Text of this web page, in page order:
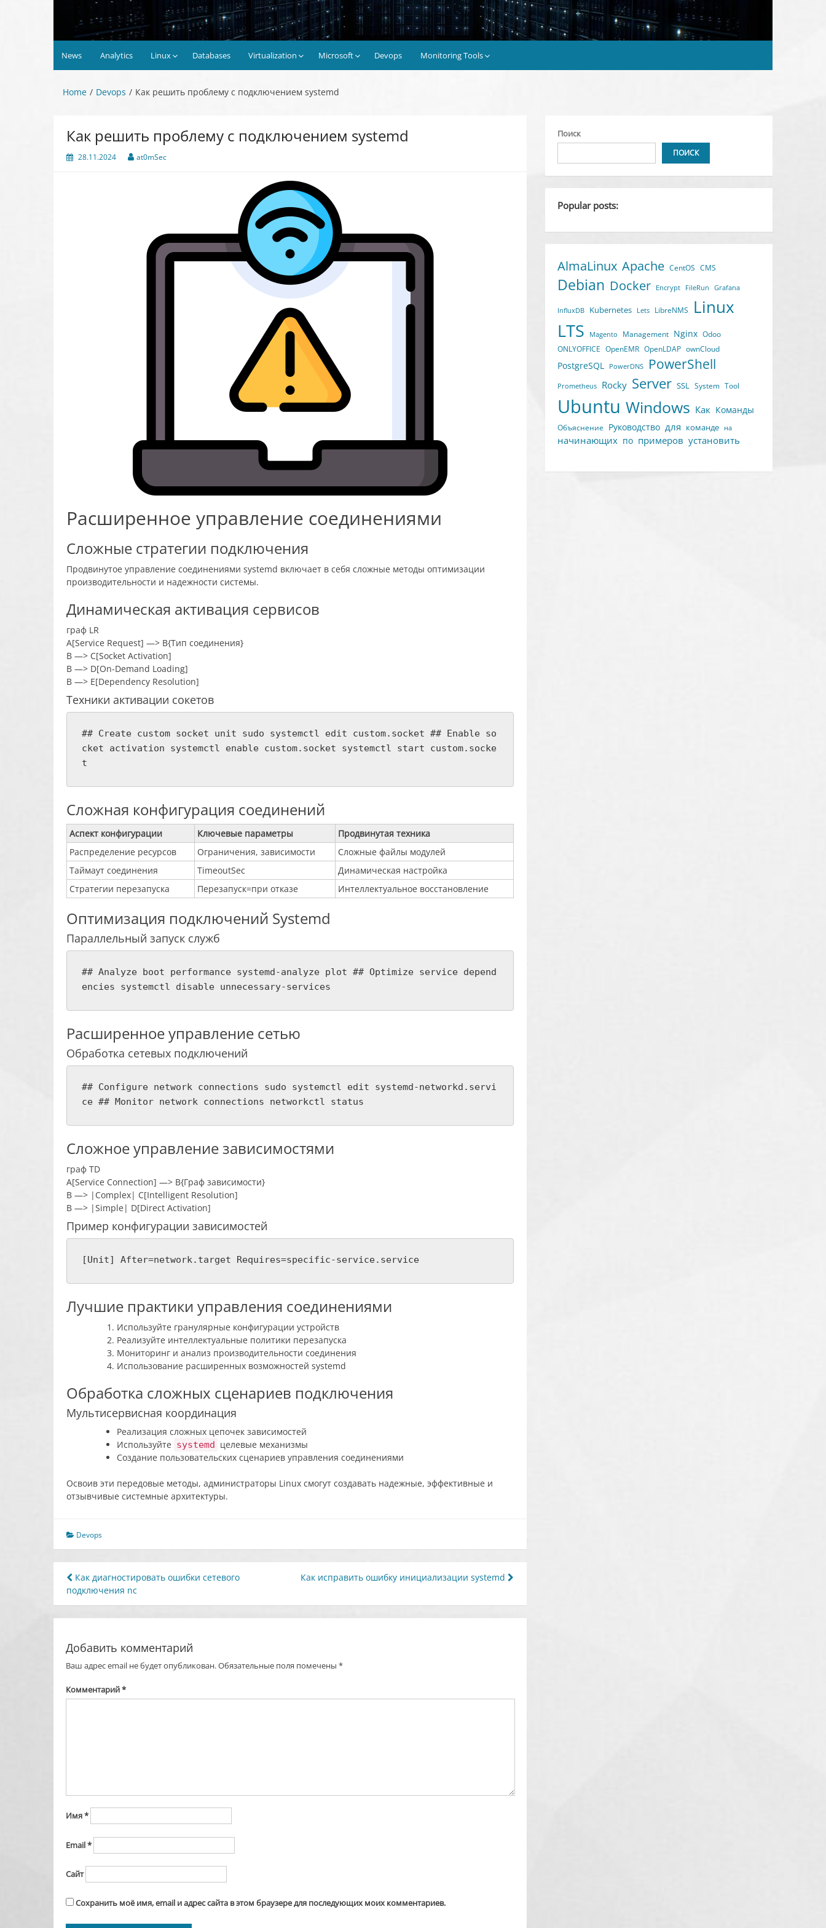
News Analytics Linux Databases Virtualization Microsoft Devops Monitoring Tools
Home Devops Как решить проблему с подключением systemd
Как решить проблему с подключением systemd
28.11.2024 at0mSec
Расширенное управление соединениями
Сложные стратегии подключения
Продвинутое управление соединениями systemd включает в себя сложные методы оптимизации
производительности и надежности системы.
Динамическая активация сервисов
граф LR
A[Service Request] —> B{Тип соединения}
B —> C[Socket Activation]
B —> D[On-Demand Loading]
B —> E[Dependency Resolution]
Техники активации сокетов
## Create custom socket unit sudo systemctl edit custom.socket ## Enable so
cket activation systemctl enable custom.socket systemctl start custom.socke
t
Сложная конфигурация соединений
Аспект конфигурации Ключевые параметры
Продвинутая техника
Распределение ресурсов
Ограничения, зависимости
Сложные файлы модулей
Таймаут соединения
TimeoutSec
Динамическая настройка
Стратегии перезапуска
Перезапуск=при отказе Интеллектуальное восстановление
Оптимизация подключений Systemd
Параллельный запуск служб
## Analyze boot performance systemd-analyze plot ## Optimize service depend
encies systemctl disable unnecessary-services
Расширенное управление сетью
Обработка сетевых подключений
## Configure network connections sudo systemctl edit systemd-networkd.servi
ce ## Monitor network connections networkctl status
Сложное управление зависимостями
граф TD
A[Service Connection] —> B{Граф зависимости}
B —> |Complex| C[Intelligent Resolution]
B —> |Simple| D[Direct Activation]
Пример конфигурации зависимостей
[Unit] After=network.target Requires=specific-service.service
Лучшие практики управления соединениями
Используйте гранулярные конфигурации устройств
Реализуйте интеллектуальные политики перезапуска
Мониторинг и анализ производительности соединения
Использование расширенных возможностей systemd
Обработка сложных сценариев подключения
Мультисервисная координация
Реализация сложных цепочек зависимостей
Используйте systemd целевые механизмы
Создание пользовательских сценариев управления соединениями
Освоив эти передовые методы, администраторы Linux смогут создавать надежные, эффективные и
отзывчивые системные архитектуры.
Devops
Навигация
по
записям
Как диагностировать ошибки сетевого
подключения nc
Как исправить ошибку инициализации systemd
Добавить комментарий
Ваш адрес email не будет опубликован.Обязательные поля помечены *
Комментарий*
Имя*
Email*
Сайт
Сохранить моё имя, email и адрес сайта в этом браузере для последующих моих комментариев.
Поиск
ПОИСК
Popular posts:
AlmaLinux Apache CentOS CMS
Debian Docker Encrypt FileRun Grafana
InfluxDB Kubernetes Lets LibreNMS Linux
LTS Magento Management Nginx Odoo
ONLYOFFICE OpenEMR OpenLDAP ownCloud
PostgreSQL PowerDNS PowerShell
Prometheus Rocky Server SSL System Tool
Ubuntu Windows Как Команды
Объяснение Руководство для команде на
начинающих по примеров установить